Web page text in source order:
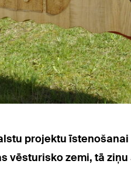
projektu
zemi, tā